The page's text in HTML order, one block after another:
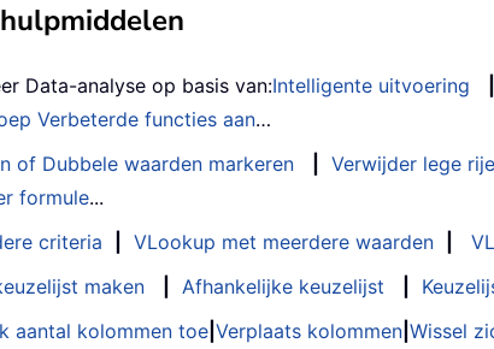
Data-analyse op basis van:Intelligente uitvoering
Verbeterde functies aan…
of Dubbele waarden markeren Verwijder lege
formule...
criteria VLookup met meerdere waarden
maken Afhankelijke keuzelijst
aantal kolommen toe Verplaats kolommen Wissel